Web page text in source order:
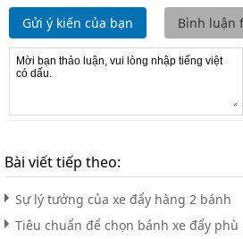
Gửi ý kiến của bạn Bình luận
Bài viết tiếp theo:
Sự lý tưởng của xe đẩy hàng 2 bánh
Tiêu chuẩn để chọn bánh xe đẩy